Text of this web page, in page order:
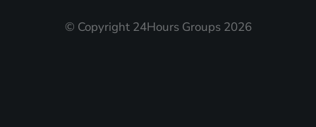
© Copyright 24Hours Groups 2026